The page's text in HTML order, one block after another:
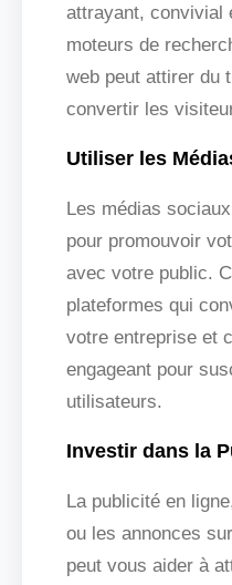
attrayant, convivial
moteurs de
web peut attirer du
convertir les
Utiliser les
Les médias
pour promouvoir
avec votre public.
plateformes qui
votre entreprise et
engageant pour
utilisateurs.
Investir dans la
La publicité en
ou les annonces
peut vous aider à